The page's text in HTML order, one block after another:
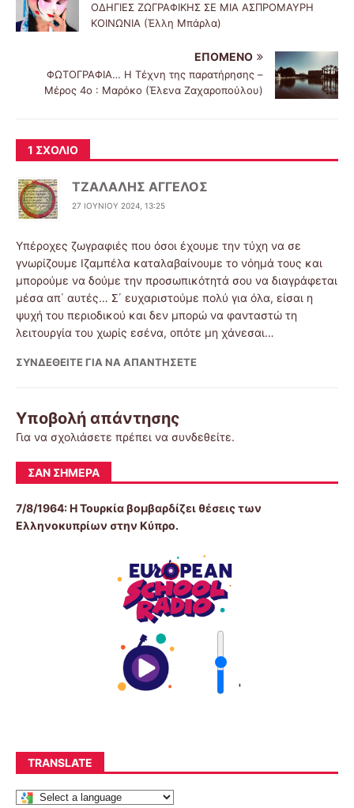
ΟΔΗΓΙΕΣ ΖΩΓΡΑΦΙΚΗΣ ΣΕ ΜΙΑ ΑΣΠΡΟΜΑΥΡΗ
ΚΟΙΝΩΝΙΑ (Έλλη Μπάρλα)
ΕΠΌΜΕΝΟ
ΦΩΤΟΓΡΑΦΙΑ… Η Τέχνη της παρατήρησης –
Μέρος 4ο : Μαρόκο (Έλενα Ζαχαροπούλου)
1 ΣΧΌΛΙΟ
ΤΖΑΛΑΛΗΣ ΑΓΓΕΛΟΣ
27 ΙΟΥΝΊΟΥ 2024, 13:25
Υπέροχες ζωγραφιές που όσοι έχουμε την τύχη να σε
γνωρίζουμε Ιζαμπέλα καταλαβαίνουμε το νόημά τους και
μπορούμε να δούμε την προσωπικότητά σου να διαγράφεται
μέσα απ΄ αυτές… Σ΄ ευχαριστούμε πολύ για όλα, είσαι η
ψυχή του περιοδικού και δεν μπορώ να φανταστώ τη
λειτουργία του χωρίς εσένα, οπότε μη χάνεσαι…
ΣΥΝΔΕΘΕΊΤΕ ΓΙΑ ΝΑ ΑΠΑΝΤΉΣΕΤΕ
Υποβολή απάντησης
Για να σχολιάσετε πρέπει να συνδεθείτε.
ΣΑΝ ΣΉΜΕΡΑ
7/8/1964: Η Τουρκία βομβαρδίζει θέσεις των
Ελληνοκυπρίων στην Κύπρο.
'
TRANSLATE